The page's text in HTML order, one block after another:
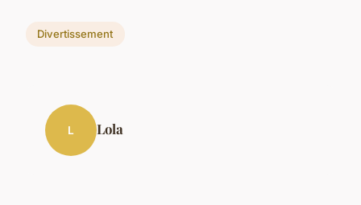
Divertissement
L Lola